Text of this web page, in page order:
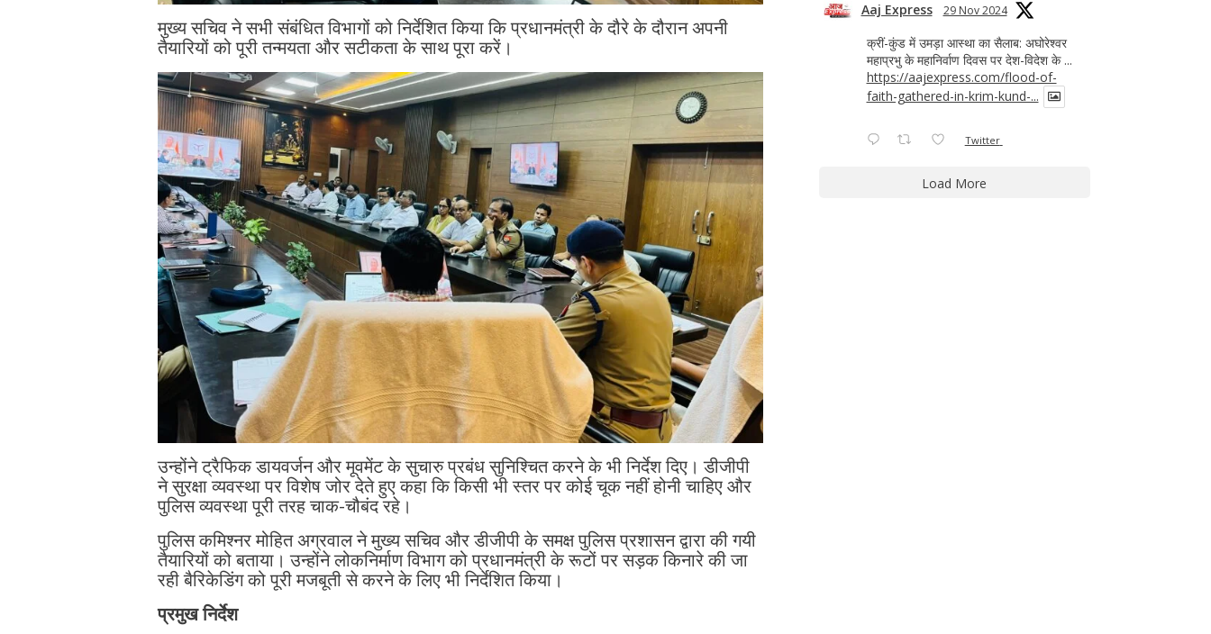
मुख्य सचिव ने सभी संबंधित विभागों को निर्देशित किया कि प्रधानमंत्री के दौरे के दौरान अपनी
तैयारियों को पूरी तन्मयता और सटीकता के साथ पूरा करें।
उन्होंने ट्रैफिक डायवर्जन और मूवमेंट के सुचारु प्रबंध सुनिश्चित करने के भी निर्देश दिए। डीजीपी
ने सुरक्षा व्यवस्था पर विशेष जोर देते हुए कहा कि किसी भी स्तर पर कोई चूक नहीं होनी चाहिए और
पुलिस व्यवस्था पूरी तरह चाक-चौबंद रहे।
पुलिस कमिश्नर मोहित अग्रवाल ने मुख्य सचिव और डीजीपी के समक्ष पुलिस प्रशासन द्वारा की गयी
तैयारियों को बताया। उन्होंने लोकनिर्माण विभाग को प्रधानमंत्री के रूटों पर सड़क किनारे की जा
रही बैरिकेडिंग को पूरी मजबूती से करने के लिए भी निर्देशित किया।
प्रमुख निर्देश
Aaj Express 29 Nov 2024
क्रीं-कुंड में उमड़ा आस्था का सैलाब: अघोरेश्वर
महाप्रभु के महानिर्वाण दिवस पर देश-विदेश के ...
https://aajexpress.com/flood-of-
faith-gathered-in-krim-kund-...
Twitter
Load More